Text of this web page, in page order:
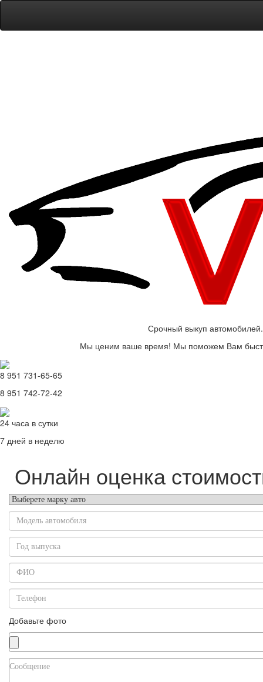
Срочный выкуп автомобилей.
Мы ценим ваше время! Мы поможем Вам
8 951 731-65-65
8 951 742-72-42
24 часа в сутки
7 дней в неделю
Онлайн оценка
Добавьте фото